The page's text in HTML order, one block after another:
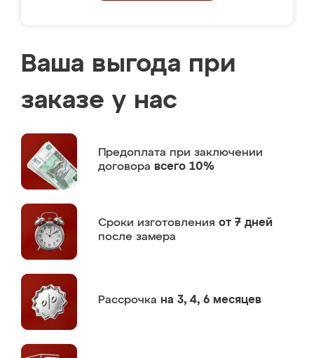
Ваша выгода при
заказе у нас
Предоплата при заключении
договора всего 10%
Сроки изготовления от 7 дней
после замера
Рассрочка на 3, 4, 6 месяцев